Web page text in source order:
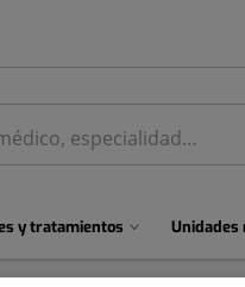
y tratamientos Unidades